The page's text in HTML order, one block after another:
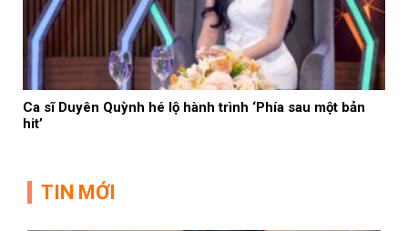
Ca sĩ Duyên Quỳnh hé lộ hành trình ‘Phía sau một bản
hit’
TIN MỚI